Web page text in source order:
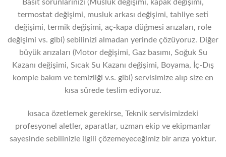
Basit sorunlarınızı (Musluk değişimi, kapak değişimi,
termostat değişimi, musluk arkası değişimi, tahliye seti
değişimi, termik değişimi, aç-kapa düğmesi arızaları, role
değişimi vs. gibi) sebilinizi almadan yerinde çözüyoruz. Diğer
büyük arızaları (Motor değişimi, Gaz basımı, Soğuk Su
Kazanı değişimi, Sıcak Su Kazanı değişimi, Boyama, İç-Dış
komple bakım ve temizliği v.s. gibi) servisimize alıp size en
kısa sürede teslim ediyoruz.
kısaca özetlemek gerekirse, Teknik servisimizdeki
profesyonel aletler, aparatlar, uzman ekip ve ekipmanlar
sayesinde sebilinizle ilgili çözemeyeceğimiz bir arıza yoktur.